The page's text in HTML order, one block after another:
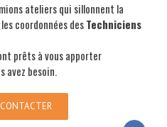
ateliers qui sillonnent la
coordonnées desTechniciens
prêts à vous apporter
avez besoin.